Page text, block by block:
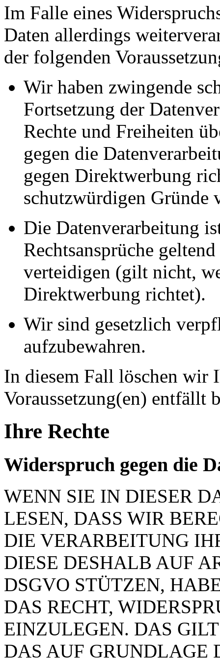
Im Falle eines
Daten allerdings
der folgenden
Wir haben zwingende
Fortsetzung der
Rechte und Freiheiten
gegen die
gegen Direktwerbung
schutzwürdigen Gründe
Die Datenverarbeitung
Rechtsansprüche
verteidigen (gilt nicht,
Direktwerbung richtet).
Wir sind gesetzlich
aufzubewahren.
In diesem Fall löschen wir
Voraussetzung(en) entfällt
Ihre Rechte
Widerspruch gegen die
WENN SIE IN DIESER
LESEN, DASS WIR
DIE VERARBEITUNG
DIESE DESHALB AUF
DSGVO STÜTZEN,
DAS RECHT,
EINZULEGEN. DAS
DAS AUF GRUNDLAGE